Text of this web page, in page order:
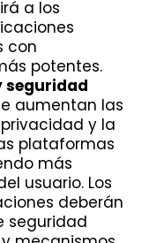
a los
con
potentes.
seguridad
aumentan las
y la
plataformas
más
usuario. Los
deberán
seguridad